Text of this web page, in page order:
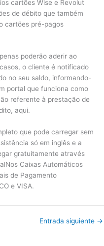
cartões Wise e Revolut
de débito que também
cartões pré-pagos
poderão aderir ao
o cliente é notificado
no seu saldo, informando-
portal que funciona como
referente à prestação de
aqui.
que pode carregar sem
só em inglês e a
gratuitamente através
Caixas Automáticos
de Pagamento
e VISA.
Entrada siguiente →